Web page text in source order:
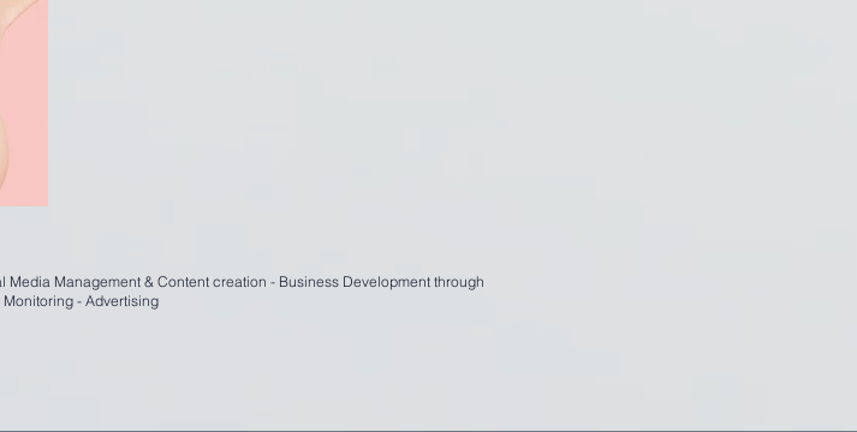
Media Management & Content creation - Business Development through
- Advertising